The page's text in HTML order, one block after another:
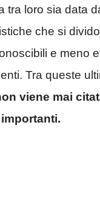
tra loro sia data
che si
e meno
Tra queste
viene mai